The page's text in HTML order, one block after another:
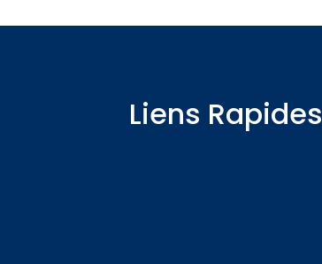
Liens Rapides